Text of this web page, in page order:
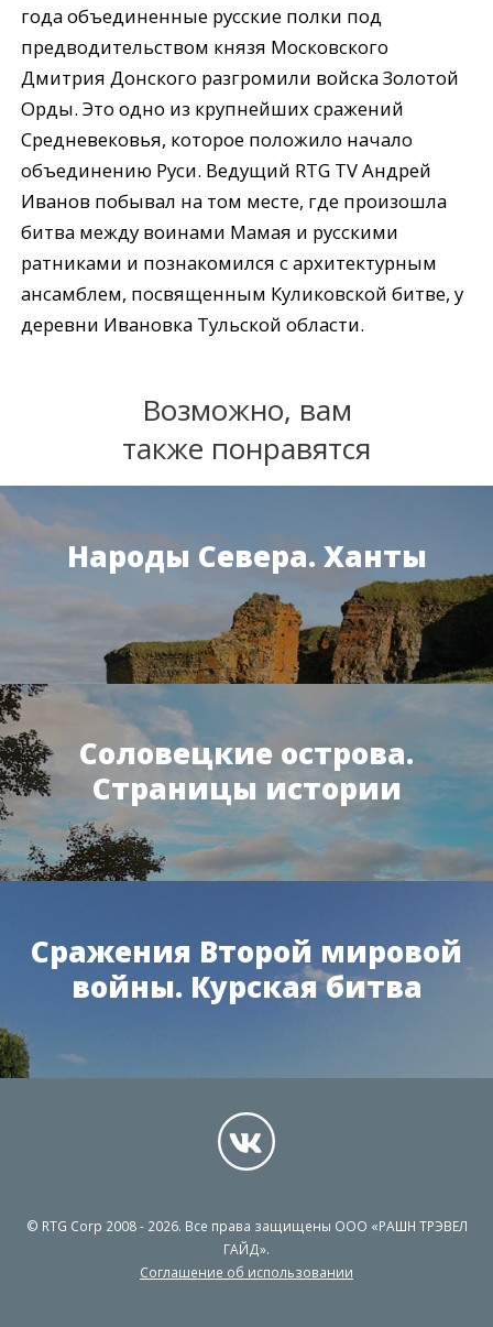
года объединенные русские полки под
предводительством князя Московского
Дмитрия Донского разгромили войска Золотой
Орды. Это одно из крупнейших сражений
Средневековья, которое положило начало
объединению Руси. Ведущий RTG TV Андрей
Иванов побывал на том месте, где произошла
битва между воинами Мамая и русскими
ратниками и познакомился с архитектурным
ансамблем, посвященным Куликовской битве, у
деревни Ивановка Тульской области.
Возможно, вам
также понравятся
Народы Севера. Ханты
Соловецкие острова.
Страницы истории
Сражения Второй мировой
войны. Курская битва
© RTG Corp 2008 - 2026. Все права защищены ООО «РАШН ТРЭВЕЛ
ГАЙД».
Соглашение об использовании